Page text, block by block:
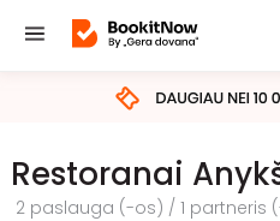
Restoranai
2 paslauga (-os) / 1 partneris